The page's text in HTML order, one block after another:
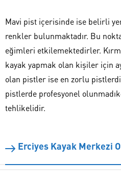
Mavi pist içerisinde ise belirli
renkler bulunmaktadır. Bu
eğimleri etkilemektedirler.
kayak yapmak olan kişiler için
olan pistler ise en zorlu
pistlerde profesyonel
tehlikelidir.
Erciyes Kayak Merkezi